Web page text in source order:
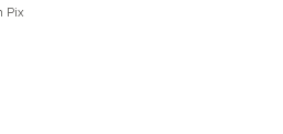
Pix